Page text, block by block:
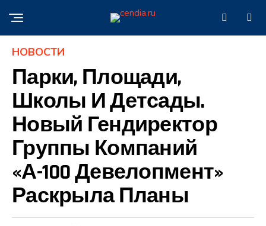
НОВОСТИ
Парки, Площади,
Школы И Детсады.
Новый Гендиректор
Группы Компаний
«А-100 Девелопмент»
Раскрыла Планы